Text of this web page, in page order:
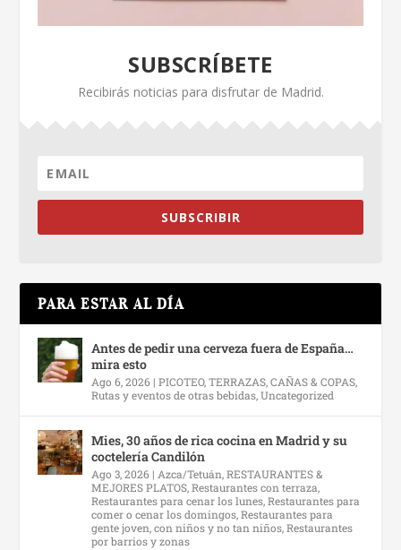
SUBSCRÍBETE
Recibirás noticias para disfrutar de Madrid.
SUBSCRIBIR
PARA ESTAR AL DÍA
Antes de pedir una cerveza fuera de España…
mira esto
Ago 6, 2026 |PICOTEO, TERRAZAS, CAÑAS & COPAS,
Rutas y eventos de otras bebidas,Uncategorized
Mies, 30 años de rica cocina en Madrid y su
coctelería Candilón
Ago 3, 2026 | Azca/Tetuán,RESTAURANTES &
MEJORES PLATOS,Restaurantes con terraza,
Restaurantes para cenar los lunes,Restaurantes para
comer o cenar los domingos,Restaurantes para
gente joven, con niños y no tan niños,Restaurantes
por barrios y zonas